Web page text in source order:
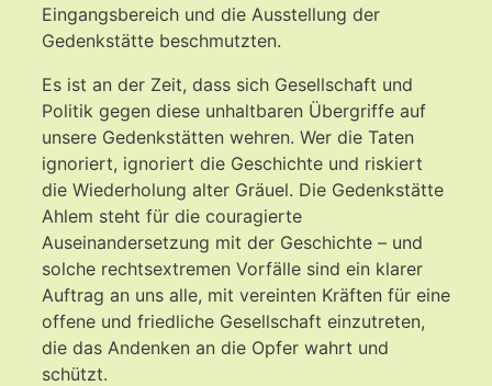
Eingangsbereich und die Ausstellung der
Gedenkstätte beschmutzten.
Es ist an der Zeit, dass sich Gesellschaft und
Politik gegen diese unhaltbaren Übergriffe auf
unsere Gedenkstätten wehren. Wer die Taten
ignoriert, ignoriert die Geschichte und riskiert
die Wiederholung alter Gräuel. Die Gedenkstätte
Ahlem steht für die couragierte
Auseinandersetzung mit der Geschichte – und
solche rechtsextremen Vorfälle sind ein klarer
Auftrag an uns alle, mit vereinten Kräften für eine
offene und friedliche Gesellschaft einzutreten,
die das Andenken an die Opfer wahrt und
schützt.